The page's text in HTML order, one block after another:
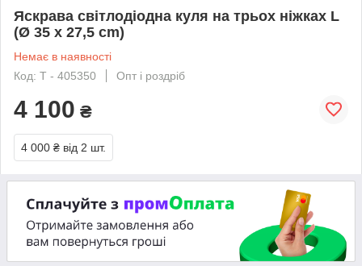
Яскрава світлодіодна куля на трьох ніжках L
(Ø 35 x 27,5 cm)
Немає в наявності
Код: Т - 405350
Опт і роздріб
4 100 ₴
4 000 ₴ від 2 шт.